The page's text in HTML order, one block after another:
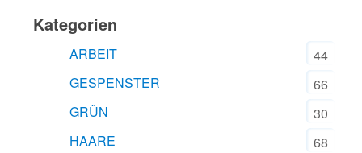
Kategorien
ARBEIT
44
GESPENSTER
66
GRÜN
30
HAARE
68